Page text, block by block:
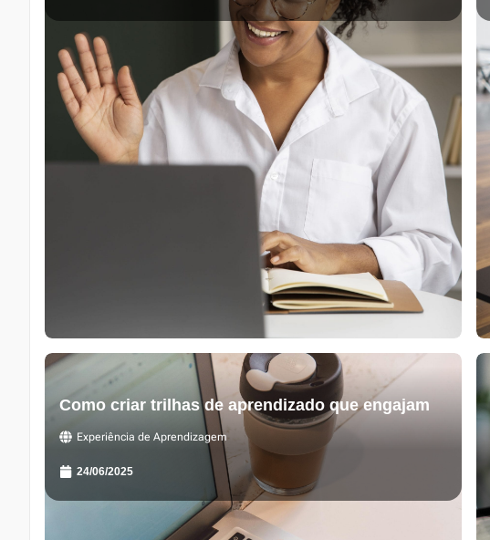
Como criar trilhas de aprendizado que engajam
Experiência de Aprendizagem
24/06/2025